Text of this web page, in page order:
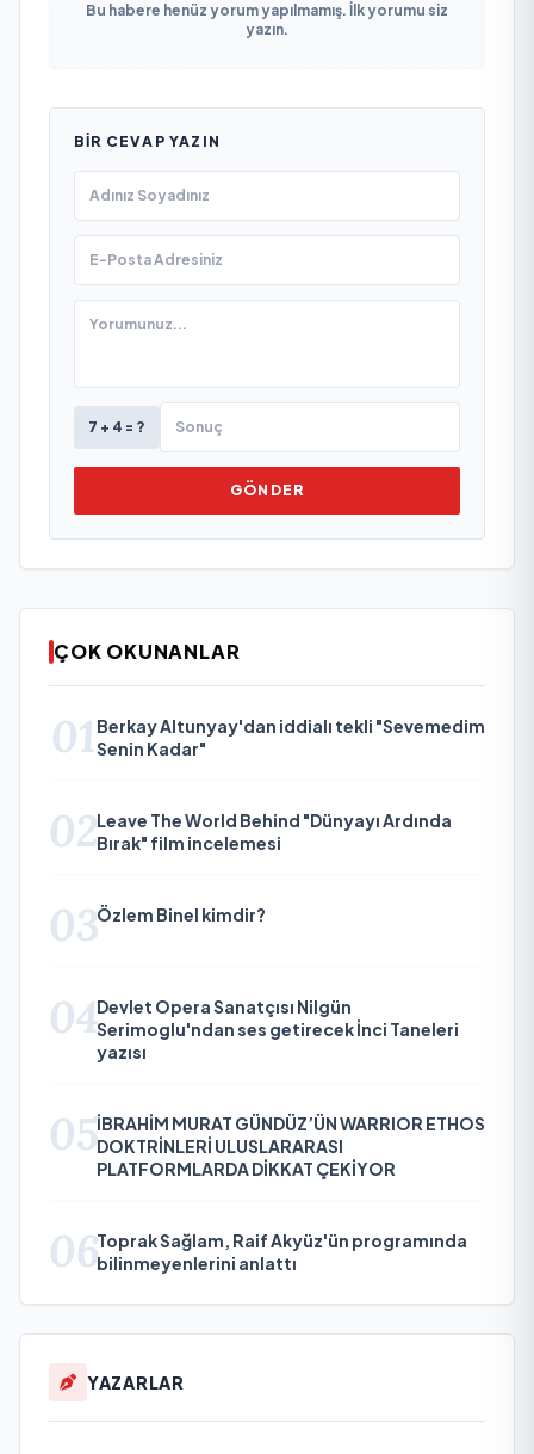
Bu habere henüz yorum yapılmamış. İlk yorumu siz
yazın.
BIR CEVAP YAZIN
7 + 4 = ?
GÖNDER
ÇOK OKUNANLAR
01 Berkay Altunyay'dan iddialı tekli "Sevemedim
Senin Kadar"
02Leave The World Behind "Dünyayı Ardında
Bırak" film incelemesi
03Özlem Binel kimdir?
04Devlet Opera Sanatçısı Nilgün
Serimoglu'ndan ses getirecek İnci Taneleri
yazısı
05İBRAHİM MURAT GÜNDÜZ’ÜN WARRIOR ETHOS
DOKTRİNLERİ ULUSLARARASI
PLATFORMLARDA DİKKAT ÇEKİYOR
06Toprak Sağlam, Raif Akyüz'ün programında
bilinmeyenlerini anlattı
YAZARLAR